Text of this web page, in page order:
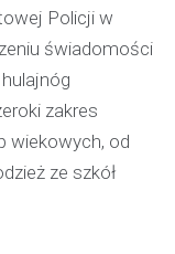
Policji w
świadomości
zakres
wiekowych, od
ze szkół